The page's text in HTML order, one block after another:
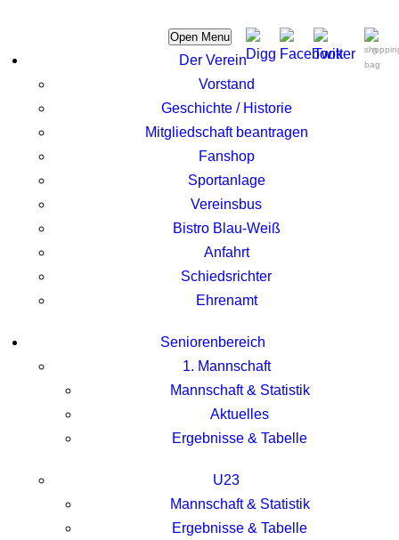
0
Open Menu
Der Verein
Vorstand
Geschichte / Historie
Mitgliedschaft beantragen
Fanshop
Sportanlage
Vereinsbus
Bistro Blau-Weiß
Anfahrt
Schiedsrichter
Ehrenamt
Seniorenbereich
1. Mannschaft
Mannschaft & Statistik
Aktuelles
Ergebnisse & Tabelle
U23
Mannschaft & Statistik
Ergebnisse & Tabelle